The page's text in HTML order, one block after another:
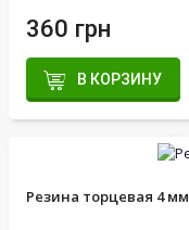
360 грн
В КОРЗИНУ
Резина торцевая 4 мм